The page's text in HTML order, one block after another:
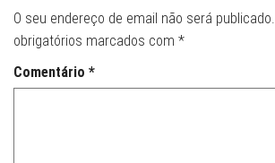
O seu endereço de email não será publicado.
obrigatórios marcados com *
Comentário *